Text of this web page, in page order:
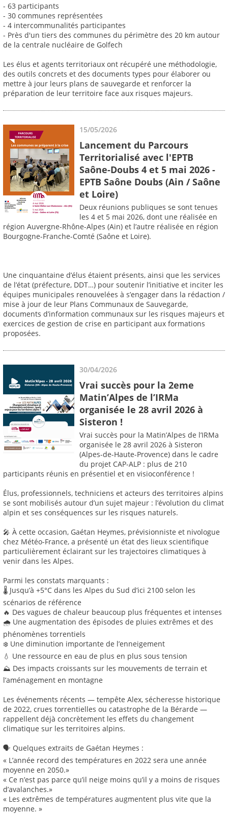
- 63 participants
- 30 communes représentées
- 4 intercommunalités participantes
- Près d'un tiers des communes du périmètre des 20 km autour
de la centrale nucléaire de Golfech
Les élus et agents territoriaux ont récupéré une méthodologie,
des outils concrets et des documents types pour élaborer ou
mettre à jour leurs plans de sauvegarde et renforcer la
préparation de leur territoire face aux risques majeurs.
15/05/2026
Lancement du Parcours
Territorialisé avec l'EPTB
Saône-Doubs 4 et 5 mai 2026 -
EPTB Saône Doubs (Ain / Saône
et Loire)
Deux réunions publiques se sont tenues
les 4 et 5 mai 2026, dont une réalisée en
région Auvergne-Rhône-Alpes (Ain) et l’autre réalisée en région
Bourgogne-Franche-Comté (Saône et Loire).
Une cinquantaine d’élus étaient présents, ainsi que les services
de l’état (préfecture, DDT…) pour soutenir l’initiative et inciter les
équipes municipales renouvelées à s’engager dans la rédaction /
mise à jour de leur Plans Communaux de Sauvegarde,
documents d’information communaux sur les risques majeurs et
exercices de gestion de crise en participant aux formations
proposées.
30/04/2026
Vrai succès pour la 2eme
Matin’Alpes de l’IRMa
organisée le 28 avril 2026 à
Sisteron !
Vrai succès pour la Matin’Alpes de l’IRMa
organisée le 28 avril 2026 à Sisteron
(Alpes-de-Haute-Provence) dans le cadre
du projet CAP-ALP : plus de 210
participants réunis en présentiel et en visioconférence !
Élus, professionnels, techniciens et acteurs des territoires alpins
se sont mobilisés autour d’un sujet majeur : l’évolution du climat
alpin et ses conséquences sur les risques naturels.
🎤 À cette occasion, Gaétan Heymes, prévisionniste et nivologue
chez Météo-France, a présenté un état des lieux scientifique
particulièrement éclairant sur les trajectoires climatiques à
venir dans les Alpes.
Parmi les constats marquants :
🌡️ Jusqu’à +5°C dans les Alpes du Sud d’ici 2100 selon les
scénarios de référence
🔥 Des vagues de chaleur beaucoup plus fréquentes et intenses
🌧️ Une augmentation des épisodes de pluies extrêmes et des
phénomènes torrentiels
❄️ Une diminution importante de l’enneigement
💧 Une ressource en eau de plus en plus sous tension
⛰️ Des impacts croissants sur les mouvements de terrain et
l’aménagement en montagne
Les événements récents — tempête Alex, sécheresse historique
de 2022, crues torrentielles ou catastrophe de la Bérarde —
rappellent déjà concrètement les effets du changement
climatique sur les territoires alpins.
🗣️ Quelques extraits de Gaétan Heymes :
« L’année record des températures en 2022 sera une année
moyenne en 2050.»
« Ce n’est pas parce qu’il neige moins qu’il y a moins de risques
d’avalanches.»
« Les extrêmes de températures augmentent plus vite que la
moyenne. »